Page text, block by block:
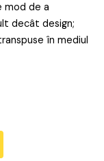
mod de a
decât design;
în mediul